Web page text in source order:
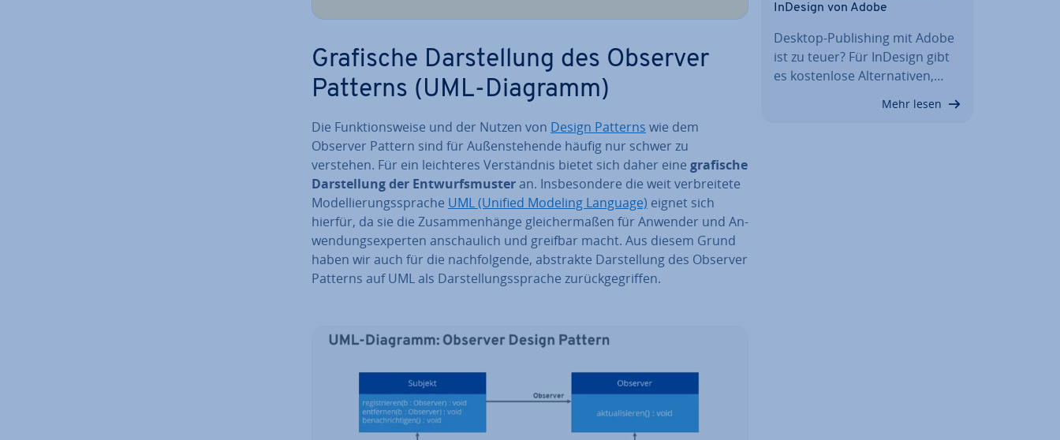
Grafische Dar­stel­lung des Observer
Patterns (UML-Diagramm)
Die Funk­ti­ons­wei­se und der Nutzen von Design Patterns wie dem
Observer Pattern sind für Au­ßen­ste­hen­de häufig nur schwer zu
verstehen. Für ein leich­te­res Ver­ständ­nis bietet sich daher eine grafische
Dar­stel­lung der Ent­wurfs­mus­teran. Ins­be­son­de­re die weit ver­brei­te­te
Mo­del­lie­rungs­spra­che UML (Unified Modeling Language) eignet sich
hierfür, da sie die Zu­sam­men­hän­ge glei­cher­ma­ßen für Anwender und An­
wen­dungs­exper­ten an­schau­lich und greifbar macht. Aus diesem Grund
haben wir auch für die nach­fol­gen­de, abstrakte Dar­stel­lung des Observer
Patterns auf UML als Dar­stel­lungs­spra­che zu­rück­ge­grif­fen.
InDesign von Adobe
Desktop-Pu­bli­shing mit Adobe
ist zu teuer? Für InDesign gibt
es kos­ten­lo­se Al­ter­na­ti­ven,…
Mehr lesen